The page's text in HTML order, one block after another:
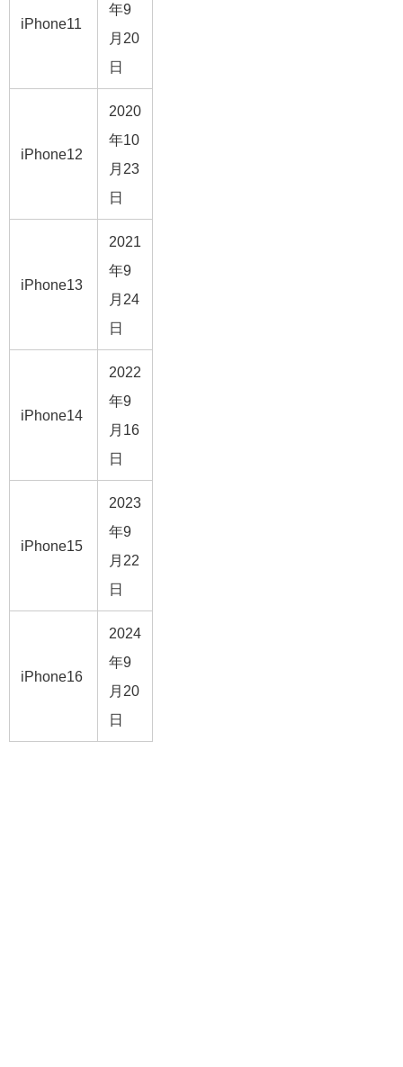
iPhone11
年9
月20
日
iPhone12
2020
年10
月23
日
iPhone13
2021
年9
月24
日
iPhone14
2022
年9
月16
日
iPhone15
2023
年9
月22
日
iPhone16
2024
年9
月20
日